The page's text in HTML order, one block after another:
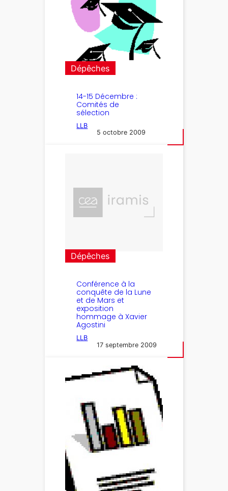
Dépêches
14-15 Décembre :
Comités de
sélection
LLB
5 octobre 2009
Dépêches
Conférence à la
conquête de la Lune
et de Mars et
exposition
hommage à Xavier
Agostini
LLB
17 septembre 2009